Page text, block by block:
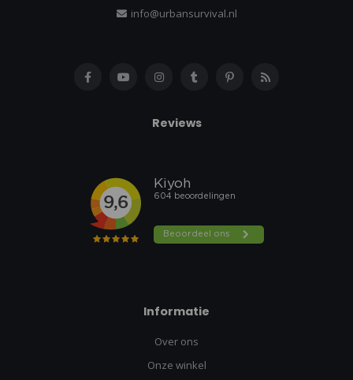
info@urbansurvival.nl
Reviews
Informatie
Over ons
Onze winkel